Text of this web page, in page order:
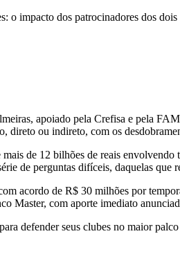
o impacto dos patrocinadores dos
apoiado pela Crefisa e pela
ou indireto, com os
de 12 bilhões de reais
de perguntas difíceis, daquelas que
acordo de R$ 30 milhões por
Master, com aporte imediato
defender seus clubes no maior